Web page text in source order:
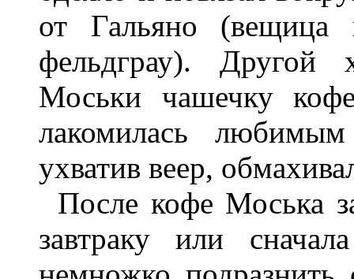
от Гальяно (вещица
фельдграу). Другой
Моськи чашечку
лакомилась
ухватив веер,
После кофе Моська
завтраку или